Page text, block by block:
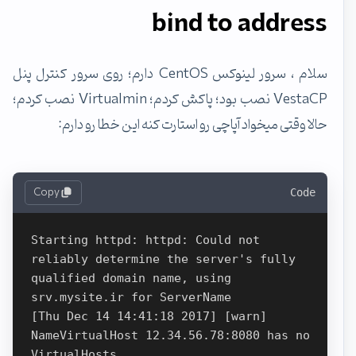
bind to address
سلام ، سرور لینوکس CentOS دارم؛ روی سرور کنترل پنل
VestaCP نصب بود؛ پاکش کردم؛ Virtualmin نصب کردم؛
حالا وقتی میخواد آپاچی رو استارت کنه این خطا رو دارم:
Code
Copy
Starting httpd: httpd: Could not
reliably determine the server's fully
qualified domain name, using
srv.mysite.ir for ServerName
[Thu Dec 14 14:41:18 2017] [warn]
NameVirtualHost 12.34.56.78:8080 has no